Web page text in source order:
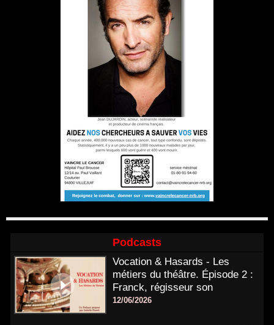
Podcasts
Vocation & Hasards - Les
métiers du théâtre. Épisode 2 :
Franck, régisseur son
12/06/2026